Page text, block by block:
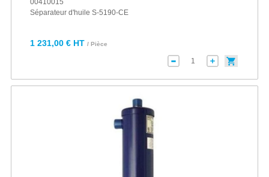
00410015
Séparateur d'huile S-5190-CE
1 231,00 € HT / Pièce